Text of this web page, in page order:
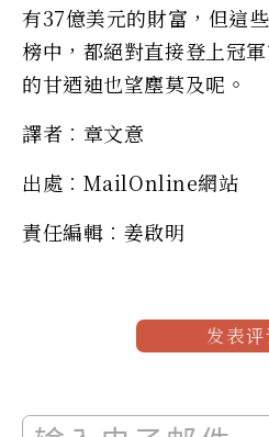
有37億美元的財富，但這
榜中，都絕對直接登上冠
的甘迺迪也望塵莫及呢。
譯者︰章文意
出處︰MailOnline網站
責任編輯︰姜啟明
发表评